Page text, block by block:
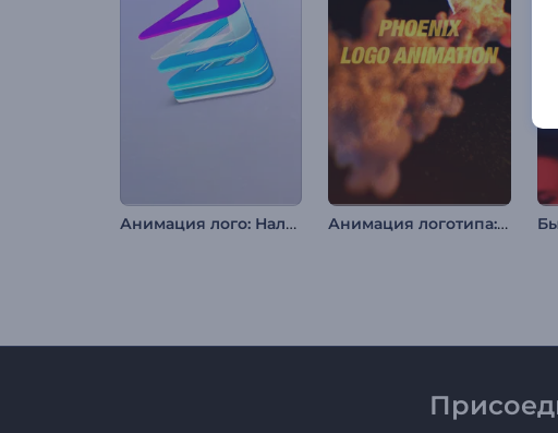
Анимация лого: Наложение слоев Анимация логотипа: Феникс